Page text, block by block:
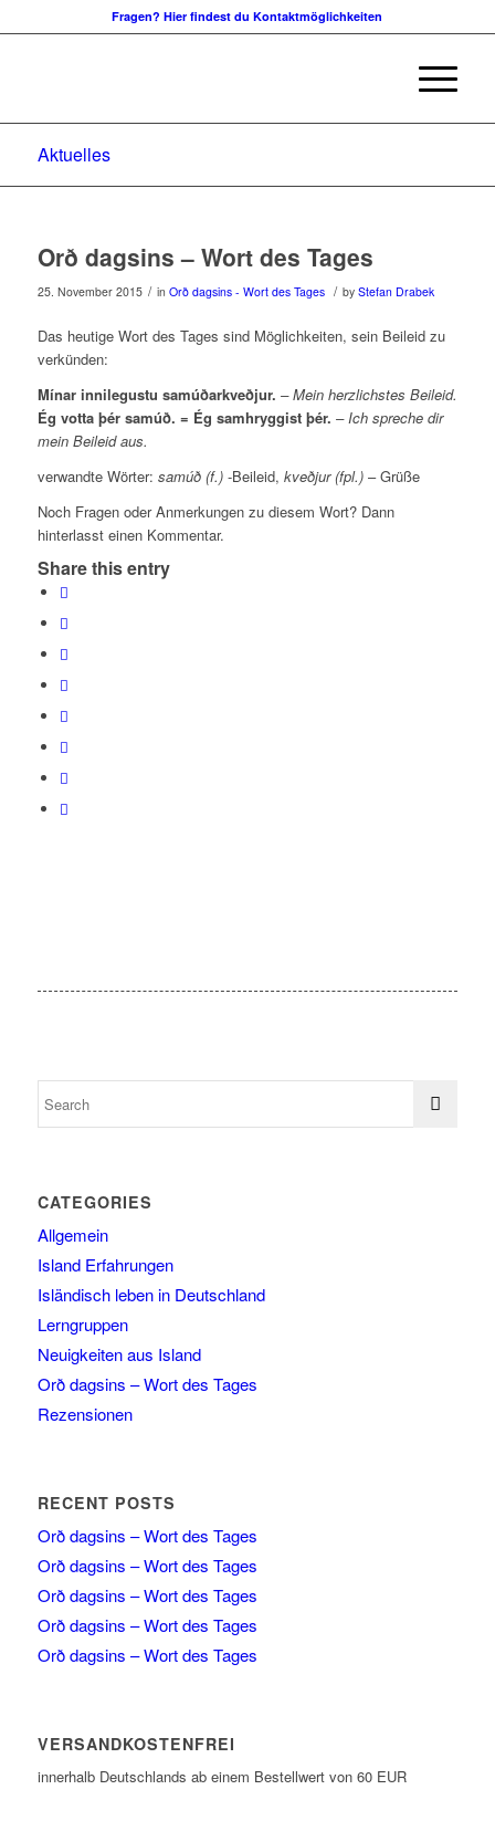
Fragen? Hier findest du Kontaktmöglichkeiten
Aktuelles
Orð dagsins – Wort des Tages
25. November 2015 / in Orð dagsins - Wort des Tages / by Stefan Drabek
Das heutige Wort des Tages sind Möglichkeiten, sein Beileid zu
verkünden:
Mínar innilegustu samúðarkveðjur. – Mein herzlichstes Beileid.
Ég votta þér samúð. = Ég samhryggist þér. – Ich spreche dir
mein Beileid aus.
verwandte Wörter: samúð (f.) -Beileid, kveðjur (fpl.) – Grüße
Noch Fragen oder Anmerkungen zu diesem Wort? Dann
hinterlasst einen Kommentar.
Share this entry
CATEGORIES
Allgemein
Island Erfahrungen
Isländisch leben in Deutschland
Lerngruppen
Neuigkeiten aus Island
Orð dagsins – Wort des Tages
Rezensionen
RECENT POSTS
Orð dagsins – Wort des Tages
Orð dagsins – Wort des Tages
Orð dagsins – Wort des Tages
Orð dagsins – Wort des Tages
Orð dagsins – Wort des Tages
VERSANDKOSTENFREI
innerhalb Deutschlands ab einem Bestellwert von 60 EUR